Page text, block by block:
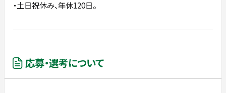
・土日祝休み、年休120日。
応募・選考について